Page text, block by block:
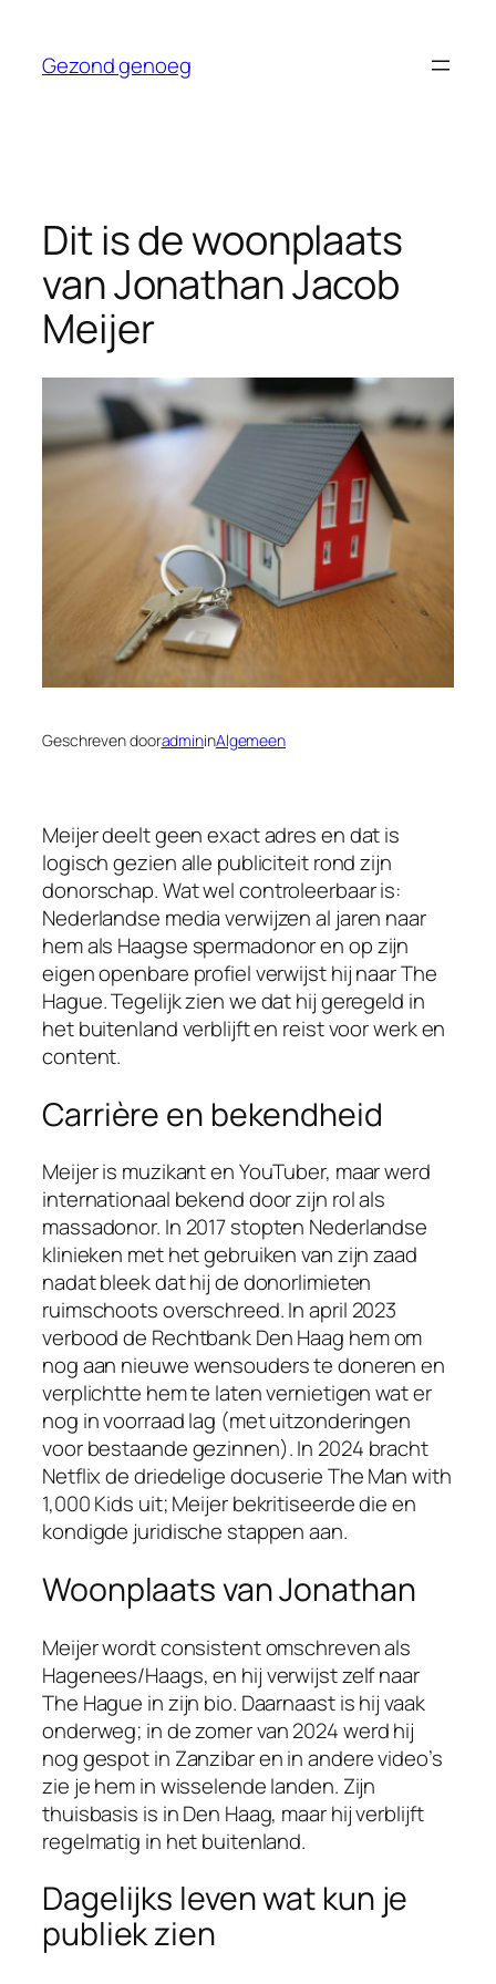
Gezond genoeg
Dit is de woonplaats
van Jonathan Jacob
Meijer
Geschreven dooradmininAlgemeen
Meijer deelt geen exact adres en dat is
logisch gezien alle publiciteit rond zijn
donorschap. Wat wel controleerbaar is:
Nederlandse media verwijzen al jaren naar
hem als Haagse spermadonor en op zijn
eigen openbare profiel verwijst hij naar The
Hague. Tegelijk zien we dat hij geregeld in
het buitenland verblijft en reist voor werk en
content.
Carrière en bekendheid
Meijer is muzikant en YouTuber, maar werd
internationaal bekend door zijn rol als
massadonor. In 2017 stopten Nederlandse
klinieken met het gebruiken van zijn zaad
nadat bleek dat hij de donorlimieten
ruimschoots overschreed. In april 2023
verbood de Rechtbank Den Haag hem om
nog aan nieuwe wensouders te doneren en
verplichtte hem te laten vernietigen wat er
nog in voorraad lag (met uitzonderingen
voor bestaande gezinnen). In 2024 bracht
Netflix de driedelige docuserieThe Man with
1,000 Kids uit; Meijer bekritiseerde die en
kondigde juridische stappen aan.
Woonplaats van Jonathan
Meijer wordt consistent omschreven als
Hagenees/Haags, en hij verwijst zelf naar
The Hague in zijn bio. Daarnaast is hij vaak
onderweg; in de zomer van 2024 werd hij
nog gespot in Zanzibar en in andere video’s
zie je hem in wisselende landen. Zijn
thuisbasis is in Den Haag, maar hij verblijft
regelmatig in het buitenland.
Dagelijks leven wat kun je
publiek zien